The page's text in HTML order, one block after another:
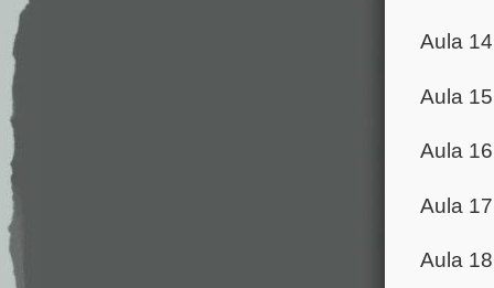
Aula
Aula
Aula
Aula
Aula